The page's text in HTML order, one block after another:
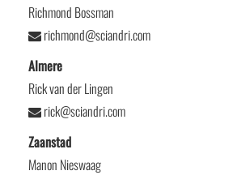
Richmond Bossman
richmond@sciandri.com
Almere
Rick van der Lingen
rick@sciandri.com
Zaanstad
Manon Nieswaag